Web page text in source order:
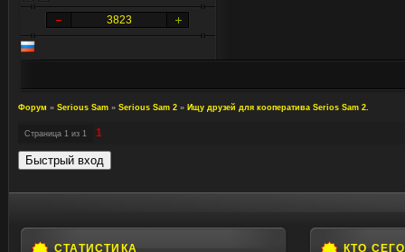
3823
Форум » Serious Sam » Serious Sam 2 » Ищу друзей для кооператива Serios Sam 2.
Страница 1 из 1 1
СТАТИСТИКА КТО